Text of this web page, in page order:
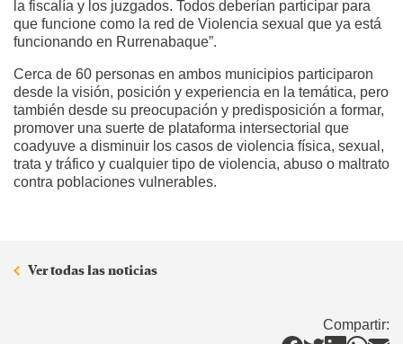
la fiscalía y los juzgados. Todos deberían participar para
que funcione como la red de Violencia sexual que ya está
funcionando en Rurrenabaque”.
Cerca de 60 personas en ambos municipios participaron
desde la visión, posición y experiencia en la temática, pero
también desde su preocupación y predisposición a formar,
promover una suerte de plataforma intersectorial que
coadyuve a disminuir los casos de violencia física, sexual,
trata y tráfico y cualquier tipo de violencia, abuso o maltrato
contra poblaciones vulnerables.
Ver todas las noticias
Compartir: